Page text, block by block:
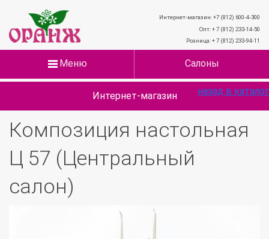
Интернет-магазин: +7 (812) 600-4-300
Опт: + 7 (812) 233-14-50
Розница: + 7 (812) 233-94-11
Меню Салоны
Интернет-магазин
Композиция настольная
Ц 57 (Центральный
салон)
назад в каталог